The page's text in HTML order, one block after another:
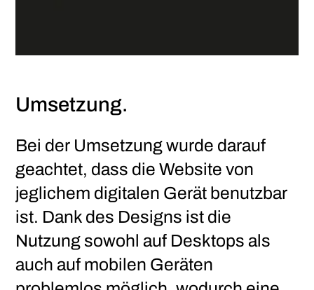
Umsetzung.
Bei der Umsetzung wurde darauf
geachtet, dass die Website von
jeglichem digitalen Gerät benutzbar
ist. Dank des Designs ist die
Nutzung sowohl auf Desktops als
auch auf mobilen Geräten